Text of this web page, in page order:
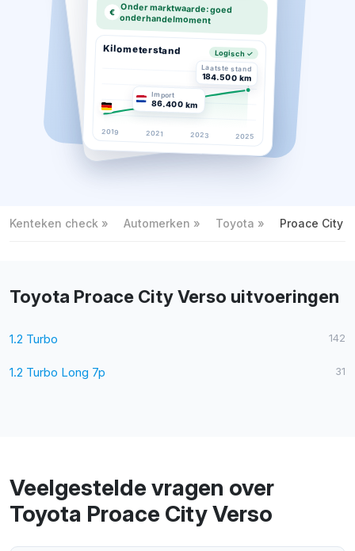
€ Onder marktwaarde: goed
onderhandelmoment
Kilometerstand Logisch ✓
Laatste stand
184.500 km
Import
86.400 km
2019 2021 2023 2025
Kenteken check Automerken Toyota Proace City
Toyota Proace City Verso uitvoeringen
1.2 Turbo 142
1.2 Turbo Long 7p 31
Veelgestelde vragen over
Toyota Proace City Verso